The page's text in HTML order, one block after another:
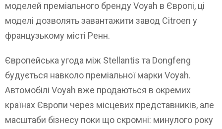
моделей преміального бренду Voyah в Європі, ці
моделі дозволять завантажити завод Citroen у
французькому місті Ренн.
Європейська угода між Stellantis та Dongfeng
будується навколо преміальної марки Voyah.
Автомобілі Voyah вже продаються в окремих
країнах Європи через місцевих представників, але
масштаби бізнесу поки що скромні: минулого року